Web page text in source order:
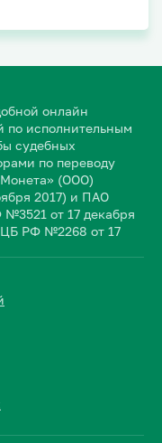
онлайн
по исполнительным
судебных
по переводу
(ООО)
2017) и ПАО
от 17 декабря
РФ №2268 от 17